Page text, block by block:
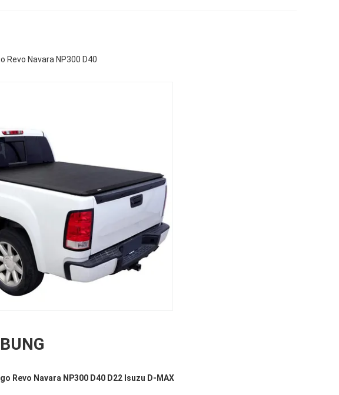
Navara NP300 D40
Revo Navara NP300 D40 D22 Isuzu D-MAX